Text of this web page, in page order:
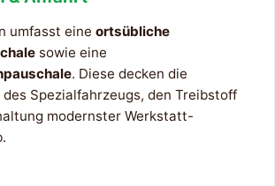
umfasst eine ortsübliche
sowie eine
. Diese decken die
Spezialfahrzeugs, den Treibstoff
modernster Werkstatt-